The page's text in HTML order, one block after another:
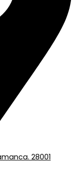
28001